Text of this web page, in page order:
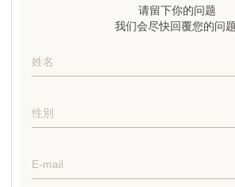
请留下你的问题
我们会尽快回覆您的问
姓名
E-mail